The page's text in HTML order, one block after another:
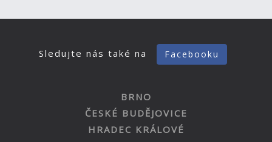
Sledujte nás také na Facebooku
BRNO
ČESKÉ BUDĚJOVICE
HRADEC KRÁLOVÉ